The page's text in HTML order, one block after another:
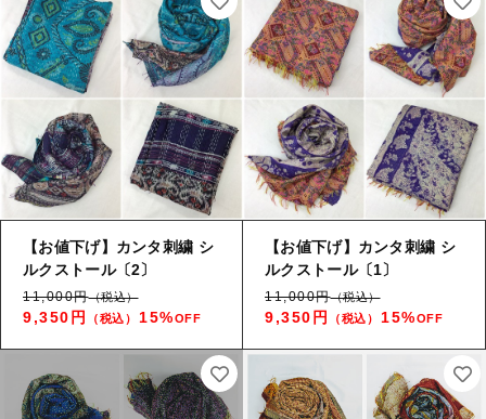
【お値下げ】カンタ刺繍 シ
ルクストール〔2〕
11,000円（税込）
9,350円 （税込） 15%OFF
【お値下げ】カンタ刺繍 シ
ルクストール〔1〕
11,000円（税込）
9,350円 （税込） 15%OFF